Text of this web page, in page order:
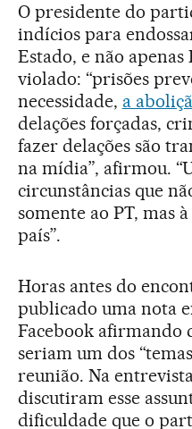
O presidente do
indícios para
Estado, e não apenas
violado: “prisões
necessidade, a
delações forçadas,
fazer delações são
na mídia”, afirmou.
circunstâncias que
somente ao PT, mas
país”.
Horas antes do
publicado uma nota
Facebook afirmando
seriam um dos
reunião. Na
discutiram esse
dificuldade que o